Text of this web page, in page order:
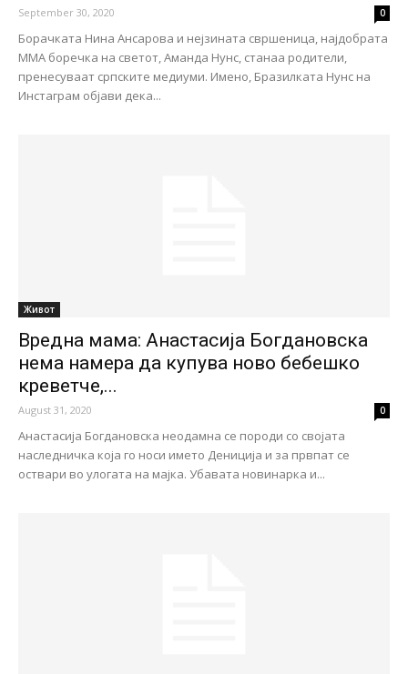
September 30, 2020 0
Борачката Нина Ансарова и нејзината свршеница, најдобрата
ММА боречка на светот, Аманда Нунс, станаа родители,
пренесуваат српските медиуми. Имено, Бразилката Нунс на
Инстаграм објави дека...
Живот
Вредна мама: Анастасија Богдановска
нема намера да купува ново бебешко
креветче,...
August 31, 2020 0
Анастасија Богдановска неодамна се породи со својата
наследничка која го носи името Дениција и за првпат се
оствари во улогата на мајка. Убавата новинарка и...